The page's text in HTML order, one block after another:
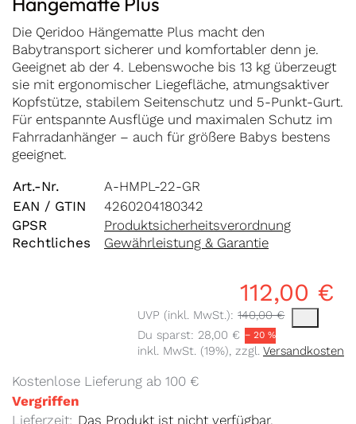
Die Qeridoo Hängematte Plus macht den
Babytransport sicherer und komfortabler denn je.
Geeignet ab der 4. Lebenswoche bis 13 kg überzeugt
sie mit ergonomischer Liegefläche, atmungsaktiver
Kopfstütze, stabilem Seitenschutz und 5-Punkt-Gurt.
Für entspannte Ausflüge und maximalen Schutz im
Fahrradanhänger – auch für größere Babys bestens
geeignet.
Art.-Nr.
A-HMPL-22-GR
EAN / GTIN
4260204180342
GPSR
Produktsicherheitsverordnung
Rechtliches
Gewährleistung & Garantie
112,00 €
UVP (inkl. MwSt.): 140,00 €
Die UVP ist der vorgeschlagene oder
Du sparst: 28,00 € − 20 %
inkl. MwSt. (19%), zzgl. Versandkosten
Kostenlose Lieferung ab 100 €
Vergriffen
Lieferzeit: Das Produkt ist nicht verfügbar.